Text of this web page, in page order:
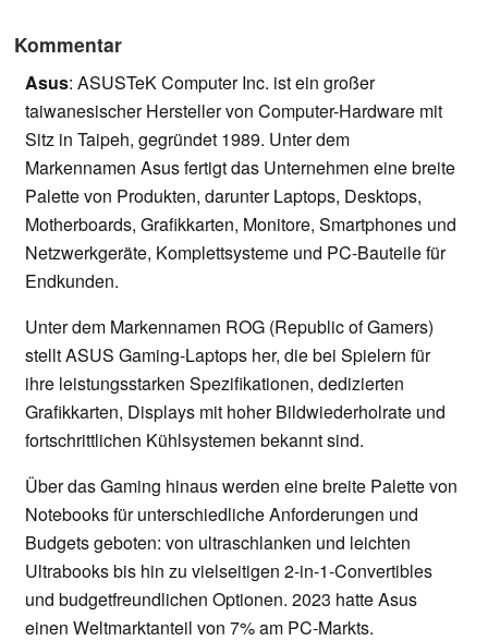
Kommentar
Asus: ASUSTeK Computer Inc. ist ein großer
taiwanesischer Hersteller von Computer-Hardware mit
Sitz in Taipeh, gegründet 1989. Unter dem
Markennamen Asus fertigt das Unternehmen eine breite
Palette von Produkten, darunter Laptops, Desktops,
Motherboards, Grafikkarten, Monitore, Smartphones und
Netzwerkgeräte, Komplettsysteme und PC-Bauteile für
Endkunden.
Unter dem Markennamen ROG (Republic of Gamers)
stellt ASUS Gaming-Laptops her, die bei Spielern für
ihre leistungsstarken Spezifikationen, dedizierten
Grafikkarten, Displays mit hoher Bildwiederholrate und
fortschrittlichen Kühlsystemen bekannt sind.
Über das Gaming hinaus werden eine breite Palette von
Notebooks für unterschiedliche Anforderungen und
Budgets geboten: von ultraschlanken und leichten
Ultrabooks bis hin zu vielseitigen 2-in-1-Convertibles
und budgetfreundlichen Optionen. 2023 hatte Asus
einen Weltmarktanteil von 7% am PC-Markts.